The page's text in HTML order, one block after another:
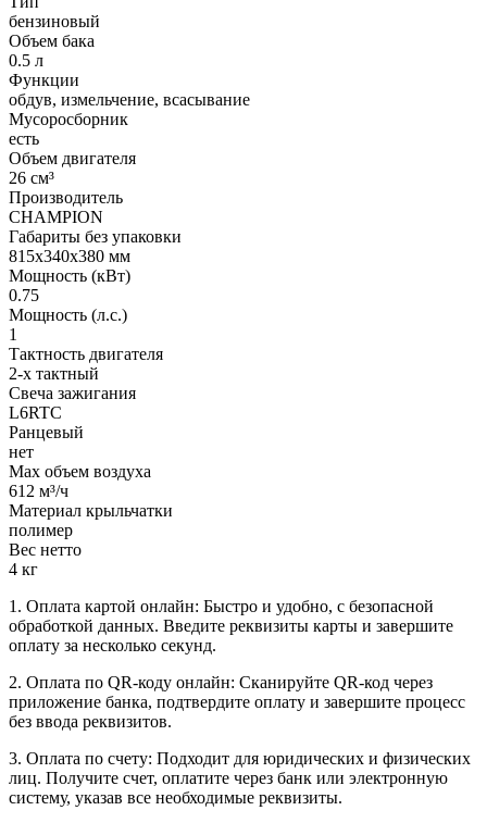
бензиновый
Объем бака
0.5 л
Функции
обдув, измельчение, всасывание
Мусоросборник
есть
Объем двигателя
26 см³
Производитель
CHAMPION
Габариты без упаковки
815х340х380 мм
Мощность (кВт)
0.75
Мощность (л.с.)
1
Тактность двигателя
2-х тактный
Свеча зажигания
L6RTC
Ранцевый
нет
Max объем воздуха
612 м³/ч
Материал крыльчатки
полимер
Вес нетто
4 кг
1. Оплата картой онлайн: Быстро и удобно, с безопасной
обработкой данных. Введите реквизиты карты и завершите
оплату за несколько секунд.
2. Оплата по QR-коду онлайн: Сканируйте QR-код через
приложение банка, подтвердите оплату и завершите процесс
без ввода реквизитов.
3. Оплата по счету: Подходит для юридических и физических
лиц. Получите счет, оплатите через банк или электронную
систему, указав все необходимые реквизиты.